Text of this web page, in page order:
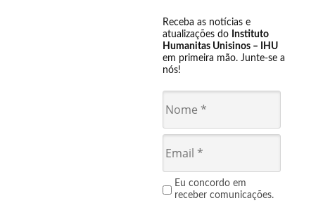
Receba as notícias e
atualizações do Instituto
Humanitas Unisinos – IHU
em primeira mão. Junte-se a
nós!
Eu concordo em
receber comunicações.